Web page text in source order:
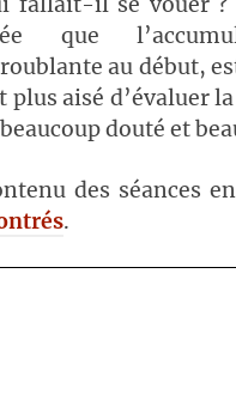
que
au début,
aisé d’évaluer
douté et
des séances
.